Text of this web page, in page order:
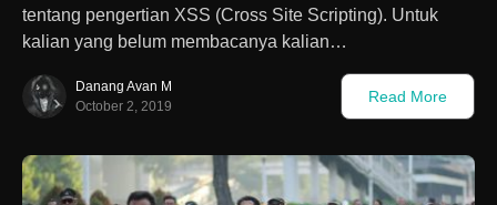
tentang pengertian XSS (Cross Site Scripting). Untuk
kalian yang belum membacanya kalian…
Danang Avan M
October 2, 2019
Read More